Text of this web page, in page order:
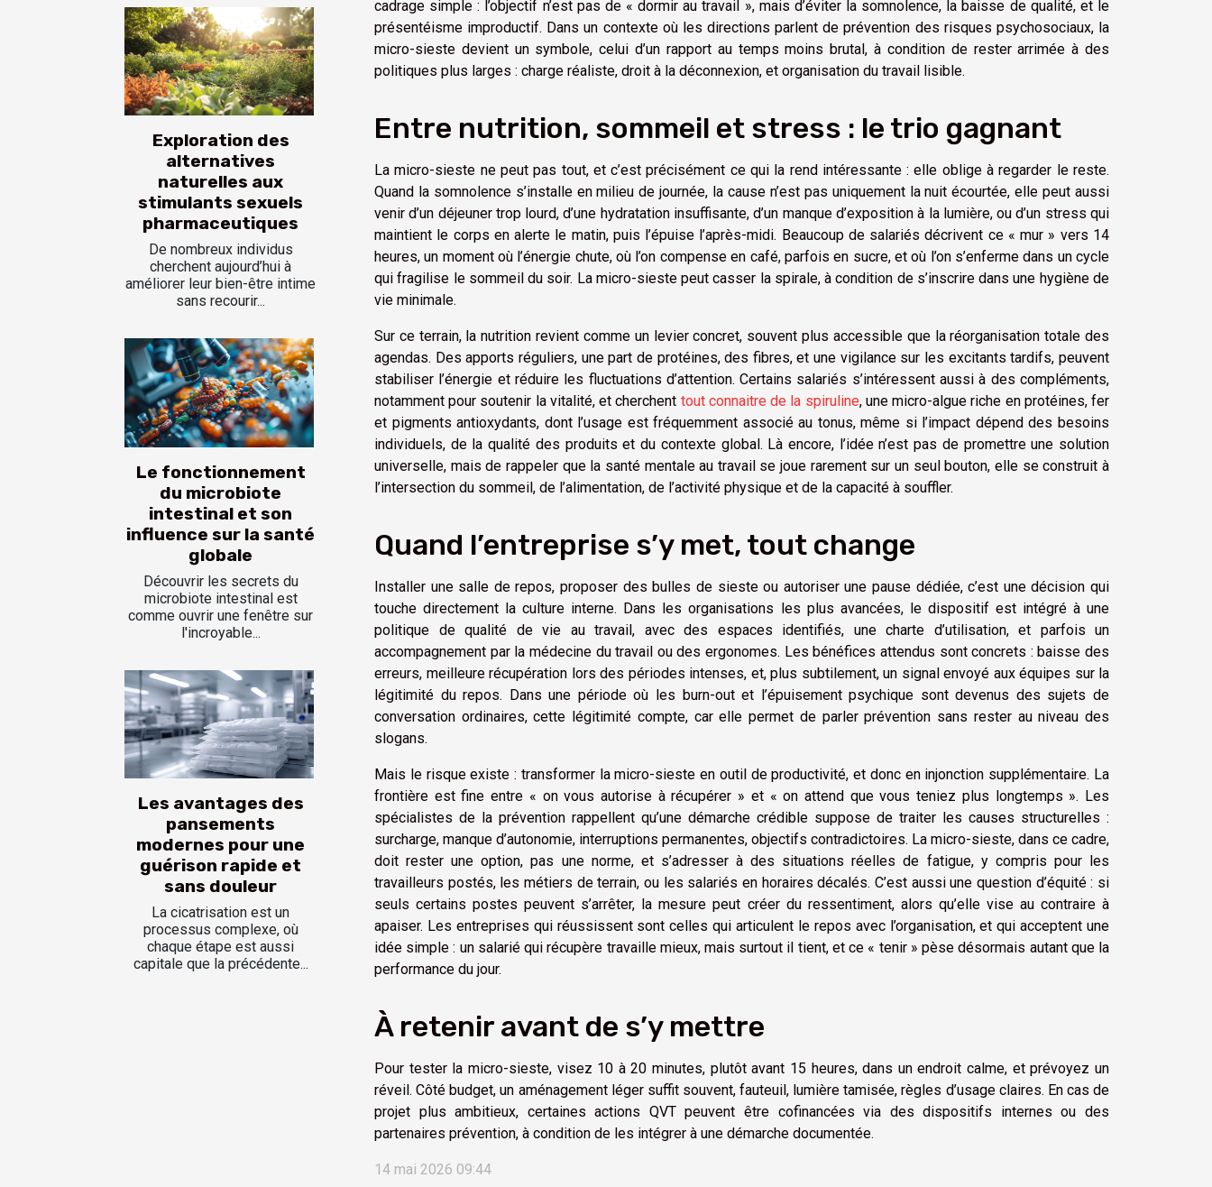
Exploration des
alternatives
naturelles aux
stimulants sexuels
pharmaceutiques
De nombreux individus
cherchent aujourd’hui à
améliorer leur bien-être intime
sans recourir...
Le fonctionnement
du microbiote
intestinal et son
influence sur la santé
globale
Découvrir les secrets du
microbiote intestinal est
comme ouvrir une fenêtre sur
l'incroyable...
Les avantages des
pansements
modernes pour une
guérison rapide et
sans douleur
La cicatrisation est un
processus complexe, où
chaque étape est aussi
capitale que la précédente...
cadrage simple : l’objectif n’est pas de « dormir au travail », mais d’éviter la somnolence, la baisse de qualité, et le
présentéisme improductif. Dans un contexte où les directions parlent de prévention des risques psychosociaux, la
micro-sieste devient un symbole, celui d’un rapport au temps moins brutal, à condition de rester arrimée à des
politiques plus larges : charge réaliste, droit à la déconnexion, et organisation du travail lisible.
Entre nutrition, sommeil et stress : le trio gagnant
La micro-sieste ne peut pas tout, et c’est précisément ce qui la rend intéressante : elle oblige à regarder le reste.
Quand la somnolence s’installe en milieu de journée, la cause n’est pas uniquement la nuit écourtée, elle peut aussi
venir d’un déjeuner trop lourd, d’une hydratation insuffisante, d’un manque d’exposition à la lumière, ou d’un stress qui
maintient le corps en alerte le matin, puis l’épuise l’après-midi. Beaucoup de salariés décrivent ce « mur » vers 14
heures, un moment où l’énergie chute, où l’on compense en café, parfois en sucre, et où l’on s’enferme dans un cycle
qui fragilise le sommeil du soir. La micro-sieste peut casser la spirale, à condition de s’inscrire dans une hygiène de
vie minimale.
Sur ce terrain, la nutrition revient comme un levier concret, souvent plus accessible que la réorganisation totale des
agendas. Des apports réguliers, une part de protéines, des fibres, et une vigilance sur les excitants tardifs, peuvent
stabiliser l’énergie et réduire les fluctuations d’attention. Certains salariés s’intéressent aussi à des compléments,
notamment pour soutenir la vitalité, et cherchent tout connaitre de la spiruline, une micro-algue riche en protéines, fer
et pigments antioxydants, dont l’usage est fréquemment associé au tonus, même si l’impact dépend des besoins
individuels, de la qualité des produits et du contexte global. Là encore, l’idée n’est pas de promettre une solution
universelle, mais de rappeler que la santé mentale au travail se joue rarement sur un seul bouton, elle se construit à
l’intersection du sommeil, de l’alimentation, de l’activité physique et de la capacité à souffler.
Quand l’entreprise s’y met, tout change
Installer une salle de repos, proposer des bulles de sieste ou autoriser une pause dédiée, c’est une décision qui
touche directement la culture interne. Dans les organisations les plus avancées, le dispositif est intégré à une
politique de qualité de vie au travail, avec des espaces identifiés, une charte d’utilisation, et parfois un
accompagnement par la médecine du travail ou des ergonomes. Les bénéfices attendus sont concrets : baisse des
erreurs, meilleure récupération lors des périodes intenses, et, plus subtilement, un signal envoyé aux équipes sur la
légitimité du repos. Dans une période où les burn-out et l’épuisement psychique sont devenus des sujets de
conversation ordinaires, cette légitimité compte, car elle permet de parler prévention sans rester au niveau des
slogans.
Mais le risque existe : transformer la micro-sieste en outil de productivité, et donc en injonction supplémentaire. La
frontière est fine entre « on vous autorise à récupérer » et « on attend que vous teniez plus longtemps ». Les
spécialistes de la prévention rappellent qu’une démarche crédible suppose de traiter les causes structurelles :
surcharge, manque d’autonomie, interruptions permanentes, objectifs contradictoires. La micro-sieste, dans ce cadre,
doit rester une option, pas une norme, et s’adresser à des situations réelles de fatigue, y compris pour les
travailleurs postés, les métiers de terrain, ou les salariés en horaires décalés. C’est aussi une question d’équité : si
seuls certains postes peuvent s’arrêter, la mesure peut créer du ressentiment, alors qu’elle vise au contraire à
apaiser. Les entreprises qui réussissent sont celles qui articulent le repos avec l’organisation, et qui acceptent une
idée simple : un salarié qui récupère travaille mieux, mais surtout il tient, et ce « tenir » pèse désormais autant que la
performance du jour.
À retenir avant de s’y mettre
Pour tester la micro-sieste, visez 10 à 20 minutes, plutôt avant 15 heures, dans un endroit calme, et prévoyez un
réveil. Côté budget, un aménagement léger suffit souvent, fauteuil, lumière tamisée, règles d’usage claires. En cas de
projet plus ambitieux, certaines actions QVT peuvent être cofinancées via des dispositifs internes ou des
partenaires prévention, à condition de les intégrer à une démarche documentée.
14 mai 2026 09:44